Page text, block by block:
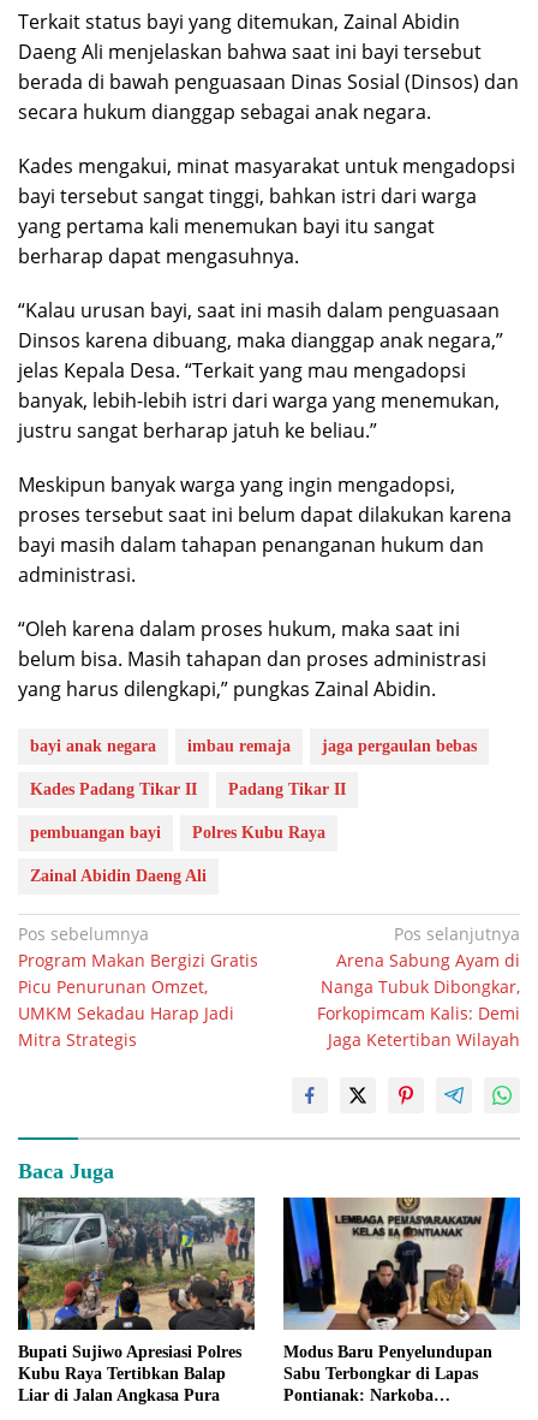
Terkait status bayi yang ditemukan, Zainal Abidin
Daeng Ali menjelaskan bahwa saat ini bayi tersebut
berada di bawah penguasaan Dinas Sosial (Dinsos) dan
secara hukum dianggap sebagai anak negara.
Kades mengakui, minat masyarakat untuk mengadopsi
bayi tersebut sangat tinggi, bahkan istri dari warga
yang pertama kali menemukan bayi itu sangat
berharap dapat mengasuhnya.
“Kalau urusan bayi, saat ini masih dalam penguasaan
Dinsos karena dibuang, maka dianggap anak negara,”
jelas Kepala Desa. “Terkait yang mau mengadopsi
banyak, lebih-lebih istri dari warga yang menemukan,
justru sangat berharap jatuh ke beliau.”
Meskipun banyak warga yang ingin mengadopsi,
proses tersebut saat ini belum dapat dilakukan karena
bayi masih dalam tahapan penanganan hukum dan
administrasi.
“Oleh karena dalam proses hukum, maka saat ini
belum bisa. Masih tahapan dan proses administrasi
yang harus dilengkapi,” pungkas Zainal Abidin.
bayi anak negara imbau remaja jaga pergaulan bebas
Kades Padang Tikar II Padang Tikar II
pembuangan bayi Polres Kubu Raya
Zainal Abidin Daeng Ali
Navigasi
pos
Pos sebelumnya
Program Makan Bergizi Gratis
Picu Penurunan Omzet,
UMKM Sekadau Harap Jadi
Mitra Strategis
Pos selanjutnya
Arena Sabung Ayam di
Nanga Tubuk Dibongkar,
Forkopimcam Kalis: Demi
Jaga Ketertiban Wilayah
Baca Juga
Bupati Sujiwo Apresiasi Polres
Kubu Raya Tertibkan Balap
Liar di Jalan Angkasa Pura
Modus Baru Penyelundupan
Sabu Terbongkar di Lapas
Pontianak: Narkoba